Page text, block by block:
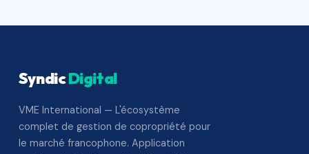
SyndicDigital
VME International — L'écosystème
complet de gestion de copropriété pour
le marché francophone. Application